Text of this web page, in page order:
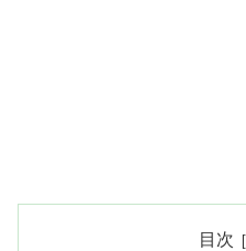
目次